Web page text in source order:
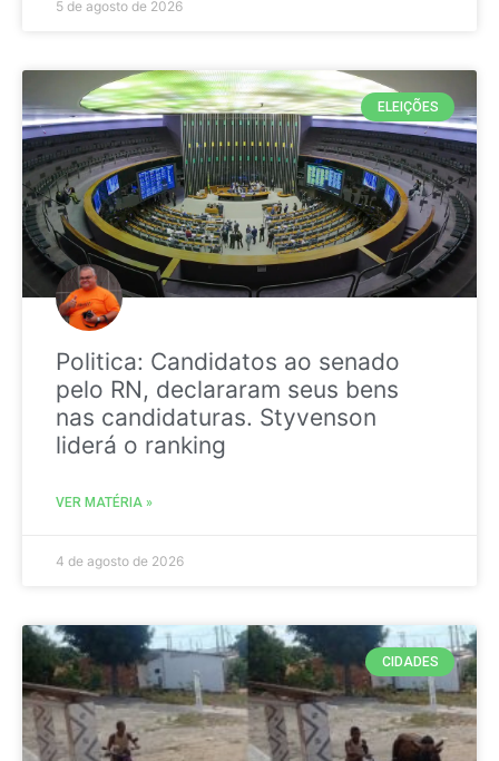
5 de agosto de 2026
ELEIÇÕES
Politica: Candidatos ao senado
pelo RN, declararam seus bens
nas candidaturas. Styvenson
liderá o ranking
VER MATÉRIA »
4 de agosto de 2026
CIDADES